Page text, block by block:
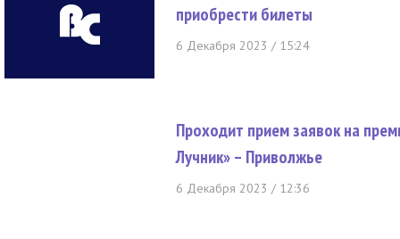
приобрести билеты
6 Декабря 2023 / 15:24
Проходит прием заявок на
Лучник» – Приволжье
6 Декабря 2023 / 12:36